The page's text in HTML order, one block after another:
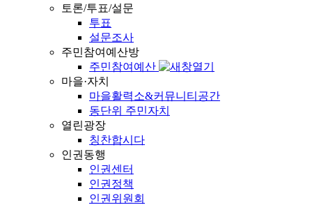
토론/투표/설문
투표
설문조사
주민참여예산방
주민참여예산
마을·자치
마을활력소&커뮤니티공간
동단위 주민자치
열린광장
칭찬합시다
인권동행
인권센터
인권정책
인권위원회